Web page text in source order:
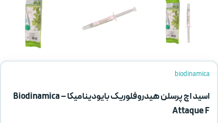
biodinamica
اسید اچ پرسلن هیدروفلوریک بایودینامیکا – Biodinamica
Attaque F